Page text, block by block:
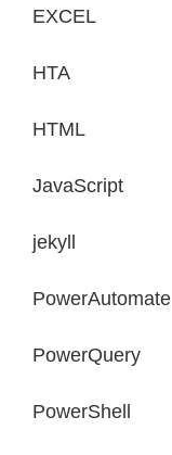
EXCEL
HTA
HTML
JavaScript
jekyll
PowerAutomate
PowerQuery
PowerShell